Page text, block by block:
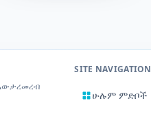
SITE NAVIGATION
ሁሉም ምድቦች